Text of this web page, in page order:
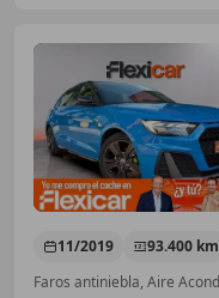
11/2019 93.400 km